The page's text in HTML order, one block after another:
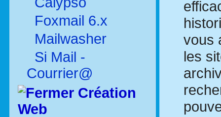
Foxmail 6.x
Mailwasher
Si Mail -
Courrier@
Création
Web
vous
les